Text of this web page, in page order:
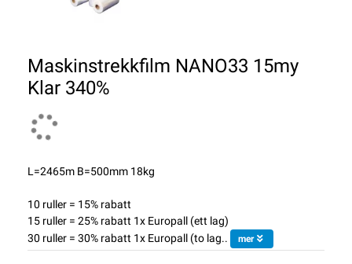
Maskinstrekkfilm NANO33 15my
Klar 340%
L=2465m B=500mm 18kg
10 ruller = 15% rabatt
15 ruller = 25% rabatt 1x Europall (ett lag)
30 ruller = 30% rabatt 1x Europall (to lag..
mer